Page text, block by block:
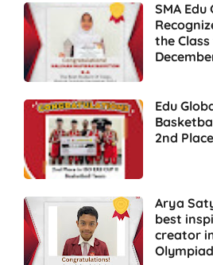
SMA Edu
the
Edu
2nd
Arya
best
creator
Olympiad